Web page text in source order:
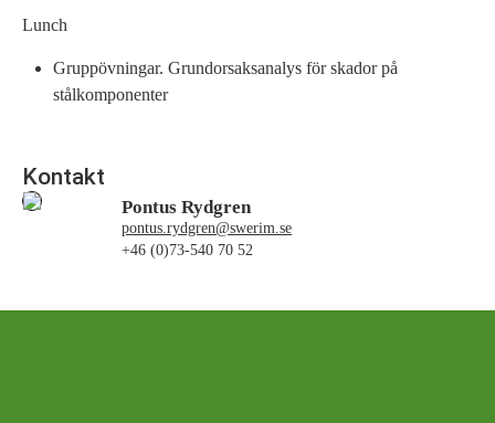
Kontakt
Pontus Rydgren
pontus.rydgren@swerim.se
+46 (0)73-540 70 52
Lunch
Gruppövningar. Grundorsaksanalys för skador på
stålkomponenter